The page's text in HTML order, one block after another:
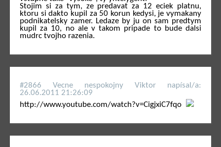
Stojim si za tym, ze predavat za 12 eciek platnu,
ktoru si dakto kupil za 50 korun kedysi, je vymakany
podnikatelsky zamer. Ledaze by ju on sam predtym
kupil za 10, no ale v takom pripade to bude dalsi
mudrc tvojho razenia.
#2866 Vecne nespokojny Viktor napí­sal/a:
26.06.2011 21:26:09
http://www.youtube.com/watch?v=CigjxiC7fqo